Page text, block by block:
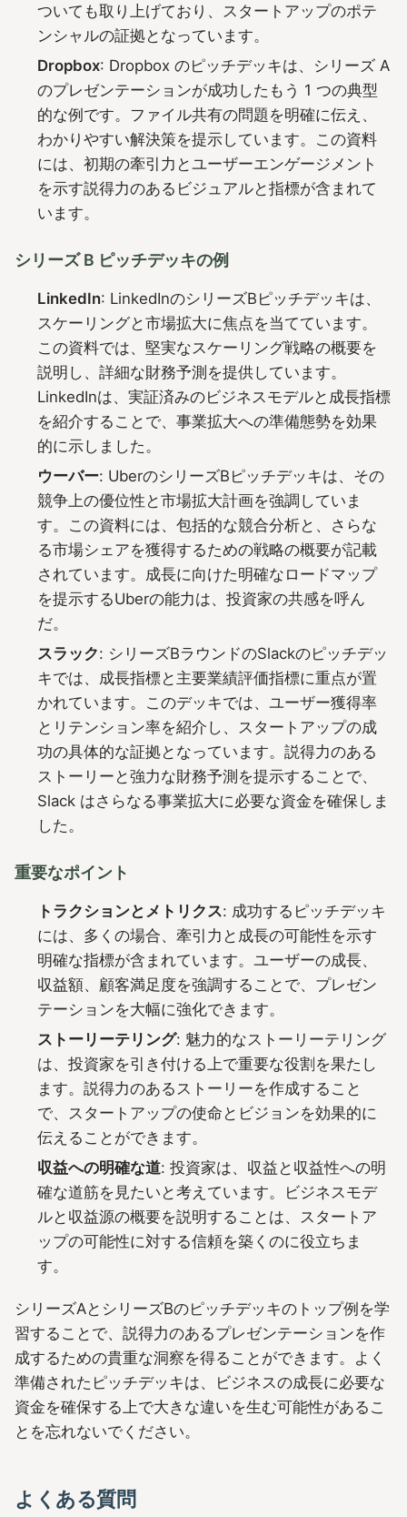
ついても取り上げており、スタートアップのポテ
ンシャルの証拠となっています。
Dropbox: Dropbox のピッチデッキは、シリーズ A
のプレゼンテーションが成功したもう 1 つの典型
的な例です。ファイル共有の問題を明確に伝え、
わかりやすい解決策を提示しています。この資料
には、初期の牽引力とユーザーエンゲージメント
を示す説得力のあるビジュアルと指標が含まれて
います。
シリーズ B ピッチデッキの例
LinkedIn: LinkedInのシリーズBピッチデッキは、
スケーリングと市場拡大に焦点を当てています。
この資料では、堅実なスケーリング戦略の概要を
説明し、詳細な財務予測を提供しています。
LinkedInは、実証済みのビジネスモデルと成長指標
を紹介することで、事業拡大への準備態勢を効果
的に示しました。
ウーバー: UberのシリーズBピッチデッキは、その
競争上の優位性と市場拡大計画を強調していま
す。この資料には、包括的な競合分析と、さらな
る市場シェアを獲得するための戦略の概要が記載
されています。成長に向けた明確なロードマップ
を提示するUberの能力は、投資家の共感を呼ん
だ。
スラック: シリーズBラウンドのSlackのピッチデッ
キでは、成長指標と主要業績評価指標に重点が置
かれています。このデッキでは、ユーザー獲得率
とリテンション率を紹介し、スタートアップの成
功の具体的な証拠となっています。説得力のある
ストーリーと強力な財務予測を提示することで、
Slack はさらなる事業拡大に必要な資金を確保しま
した。
重要なポイント
トラクションとメトリクス: 成功するピッチデッキ
には、多くの場合、牽引力と成長の可能性を示す
明確な指標が含まれています。ユーザーの成長、
収益額、顧客満足度を強調することで、プレゼン
テーションを大幅に強化できます。
ストーリーテリング: 魅力的なストーリーテリング
は、投資家を引き付ける上で重要な役割を果たし
ます。説得力のあるストーリーを作成すること
で、スタートアップの使命とビジョンを効果的に
伝えることができます。
収益への明確な道: 投資家は、収益と収益性への明
確な道筋を見たいと考えています。ビジネスモデ
ルと収益源の概要を説明することは、スタートア
ップの可能性に対する信頼を築くのに役立ちま
す。
シリーズAとシリーズBのピッチデッキのトップ例を学
習することで、説得力のあるプレゼンテーションを作
成するための貴重な洞察を得ることができます。よく
準備されたピッチデッキは、ビジネスの成長に必要な
資金を確保する上で大きな違いを生む可能性があるこ
とを忘れないでください。
よくある質問